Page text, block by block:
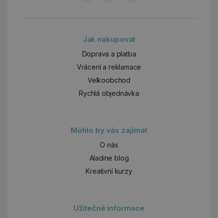
Jak nakupovat
Doprava a platba
Vrácení a reklamace
Velkoobchod
Rychlá objednávka
Mohlo by vás zajímat
O nás
Aladine blog
Kreativní kurzy
Užitečné informace